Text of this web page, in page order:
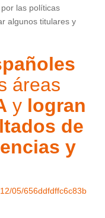
las políticas
algunos titulares y
áreas
y logran
de
y
05/656ddfdffc6c83b